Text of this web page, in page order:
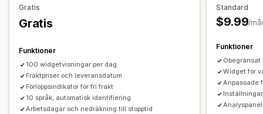
Gratis
Gratis
Funktioner
100 widgetvisningar per dag
Fraktpriser och leveransdatum
Förloppsindikator för fri frakt
10 språk, automatisk identifiering
Arbetsdagar och nedräkning till stopptid
Standard
$9.99/
Funktioner
Widget för
Anpassade